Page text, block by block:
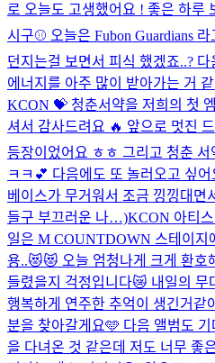
로 오늘도 고생했어요 ! 좋은 하루
시구⚾️ 오늘은 Fubon Guardians
던지는걸 보면서 피식 했겠죠..?
에너지를 아주 많이 받아가는 거
KCON 💝 청춘서약을 저희의 첫
셔서 감사드려요 🔥 앞으로 멋진
등장이었어요 ㅎㅎ 그리고 청춘
ㅋㅋ💕 다음에도 또 놀러오고 싶
베이스가 무거워서 조금 낑낑대
들구 부끄러운 나…)KCON 아티
일은 M COUNTDOWN 스테이지
용..😻😻 오늘 엄청나게 크게 환호
들렸을지 걱정입니다😿 내일의
행복하게 연주한 추억이 생긴거같
분을 찾아갈게요🩵 다음 앨범도
을 다녀온 것 같은데 저도 너무 좋